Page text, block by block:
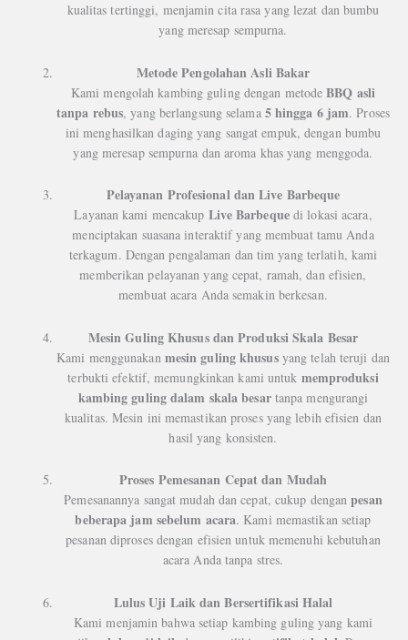
kualitas tertinggi, menjamin cita rasa yang lezat dan bumbu
yang meresap sempurna.
Metode Pengolahan Asli Bakar
Kami mengolah kambing guling dengan metodeBBQ asli
tanpa rebus, yang berlangsung selama 5 hingga 6 jam. Proses
ini menghasilkan daging yang sangat empuk, dengan bumbu
yang meresap sempurna dan aroma khas yang menggoda.
Pelayanan Profesional dan Live Barbeque
Layanan kami mencakup Live Barbequedi lokasi acara,
menciptakan suasana interaktif yang membuat tamu Anda
terkagum. Dengan pengalaman dan tim yang terlatih, kami
memberikan pelayanan yang cepat, ramah, dan efisien,
membuat acara Anda semakin berkesan.
Mesin Guling Khusus dan Produksi Skala Besar
Kami menggunakan mesin guling khususyang telah teruji dan
terbukti efektif, memungkinkan kami untuk memproduksi
kambing guling dalam skala besartanpa mengurangi
kualitas. Mesin ini memastikan proses yang lebih efisien dan
hasil yang konsisten.
Proses Pemesanan Cepat dan Mudah
Pemesanannya sangat mudah dan cepat, cukup denganpesan
beberapa jam sebelum acara. Kami memastikan setiap
pesanan diproses dengan efisien untuk memenuhi kebutuhan
acara Anda tanpa stres.
Lulus Uji Laik dan Bersertifikasi Halal
Kami menjamin bahwa setiap kambing guling yang kami